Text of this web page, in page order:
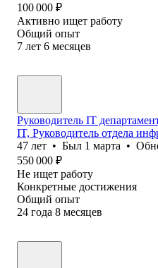
100 000 ₽
Активно ищет работу
Общий опыт
7 лет 6 месяцев
Руководитель IT
IT, Руководитель отдела
47 лет • Был 1 марта •
550 000 ₽
Не ищет работу
Конкретные достижения
Общий опыт
24 года 8 месяцев